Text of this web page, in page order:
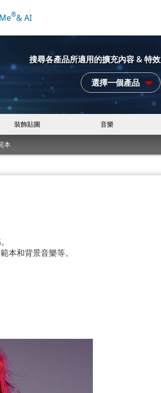
®& AI
搜尋各產品所適用的擴充內容 & 特效
選擇一個產品
裝飾貼圖 音樂
本
本和背景音樂等。